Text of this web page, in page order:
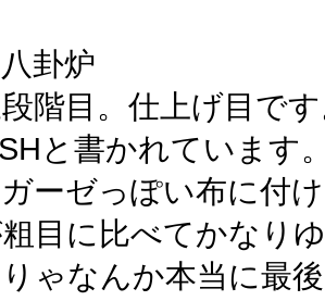
卦炉
階目。仕上げ目で
と書かれています
ーゼっぽい布に付
目に比べてかなり
ゃなんか本当に最